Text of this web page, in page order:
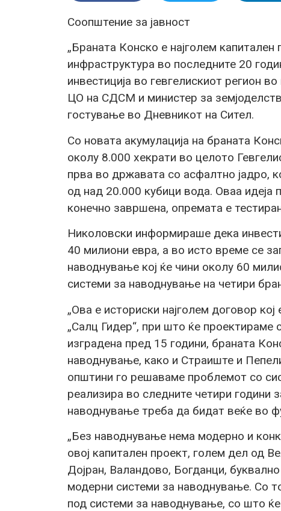
Соопштение за јавност
„Браната Конско е најголем
инфраструктура во последните 20
инвестиција во гевгелискиот регион
ЦО на СДСМ и министер за
гостување во Дневникот на Сител.
Со новата акумулација на браната
околу 8.000 хекрати во целото
прва во државата со асфалтно јадро,
од над 20.000 кубици вода. Оваа идеја
конечно завршена, опремата е
Николовски информираше дека
40 милиони евра, а во исто време се
наводнување кој ќе чини околу 60
системи за наводнување на четири
„Ова е историски најголем договор
„Салц Гидер“, при што ќе проектираме
изградена пред 15 години, браната
наводнување, како и Страиште и
општини го решаваме проблемот со
реализира во следните четири години
наводнување треба да бидат веќе во
„Без наводнување нема модерно и
овој капитален проект, голем дел од
Дојран, Валандово, Богданци,
модерни системи за наводнување. Со
под системи за наводнување, со што